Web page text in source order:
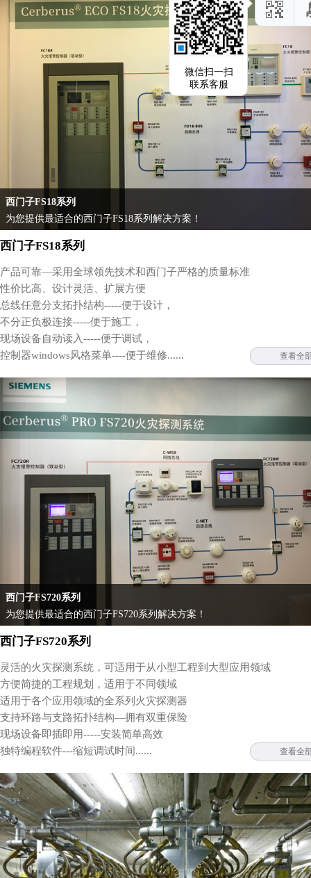
西门子FS18系列
为您提供最适合的西门子FS18系列解决方案！
西门子FS18系列
产品可靠—采用全球领先技术和西门子严格的质量标准
性价比高、设计灵活、扩展方便
总线任意分支拓扑结构-----便于设计，
不分正负极连接-----便于施工，
现场设备自动读入-----便于调试，
控制器windows风格菜单----便于维修......
查看全
西门子FS720系列
为您提供最适合的西门子FS720系列解决方案！
西门子FS720系列
灵活的火灾探测系统，可适用于从小型工程到大型应用领域
方便简捷的工程规划，适用于不同领域
适用于各个应用领域的全系列火灾探测器
支持环路与支路拓扑结构—拥有双重保险
现场设备即插即用-----安装简单高效
独特编程软件---缩短调试时间......
查看全
微信扫一扫
联系客服